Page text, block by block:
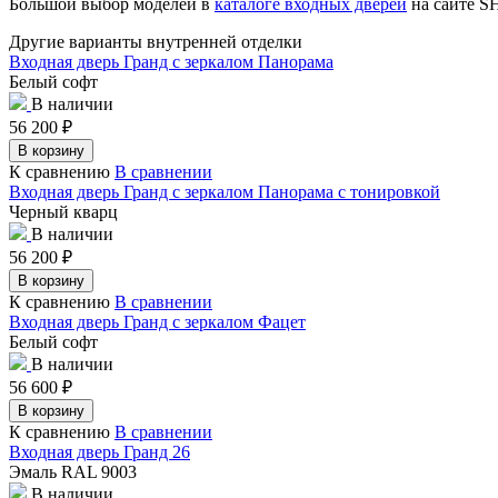
Другие варианты внутренней отделки
Входная дверь Гранд с зеркалом Панорама
Белый софт
В наличии
56 200 ₽
В корзину
К сравнению В сравнении
Входная дверь Гранд с зеркалом Панорама с тонировкой
Черный кварц
В наличии
56 200 ₽
В корзину
К сравнению В сравнении
Входная дверь Гранд с зеркалом Фацет
Белый софт
В наличии
56 600 ₽
В корзину
К сравнению В сравнении
Входная дверь Гранд 26
Эмаль RAL 9003
В наличии